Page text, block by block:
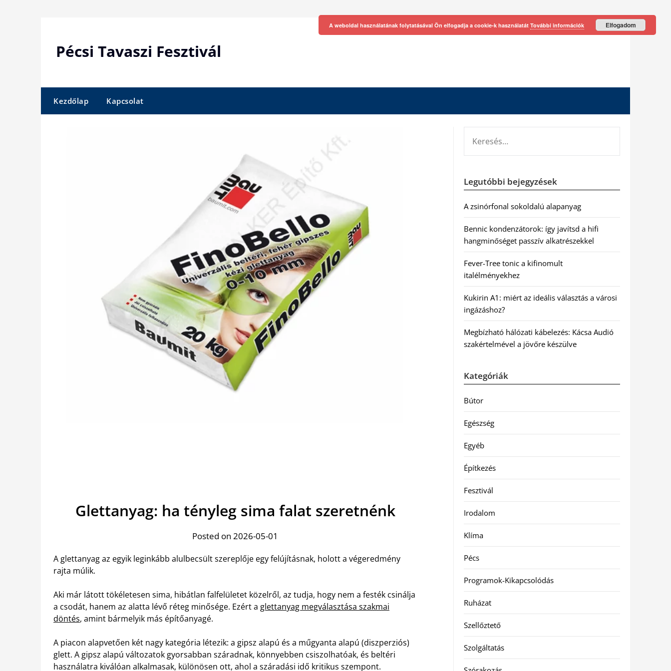
Pécsi Tavaszi Fesztivál
Kezdőlap Kapcsolat
Glettanyag: ha tényleg sima falat szeretnénk
Posted on 2026-05-01
A glettanyag az egyik leginkább alulbecsült szereplője egy felújításnak, holott a végeredmény
rajta múlik.
Aki már látott tökéletesen sima, hibátlan falfelületet közelről, az tudja, hogy nem a festék csinálja
a csodát, hanem az alatta lévő réteg minősége. Ezért a glettanyag megválasztása szakmai
döntés, amint bármelyik más építőanyagé.
A piacon alapvetően két nagy kategória létezik: a gipsz alapú és a műgyanta alapú (diszperziós)
glett. A gipsz alapú változatok gyorsabban száradnak, könnyebben csiszolhatóak, és beltéri
használatra kiválóan alkalmasak, különösen ott, ahol a száradási idő kritikus szempont.
Legutóbbi bejegyzések
A zsinórfonal sokoldalú alapanyag
Bennic kondenzátorok: így javítsd a hifi
hangminőséget passzív alkatrészekkel
Fever-Tree tonic a kifinomult
italélményekhez
Kukirin A1: miért az ideális választás a városi
ingázáshoz?
Megbízható hálózati kábelezés: Kácsa Audió
szakértelmével a jövőre készülve
Kategóriák
Bútor
Egészség
Egyéb
Építkezés
Fesztivál
Irodalom
Klíma
Pécs
Programok-Kikapcsolódás
Ruházat
Szellőztető
Szolgáltatás
A weboldal használatának folytatásával Ön elfogadja a cookie-k használatát További információk Elfogadom